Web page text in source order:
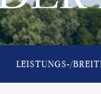
LEISTUNGS-/